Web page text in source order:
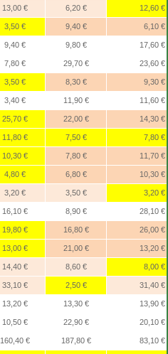
13,00 € 6,20 € 12,60 €
3,50 € 9,40 € 6,10 €
9,40 € 9,80 € 17,60 €
7,80 € 29,70 € 23,60 €
3,50 € 8,30 € 9,30 €
3,40 € 11,90 € 11,60 €
25,70 € 22,00 € 14,30 €
11,80 € 7,50 € 7,80 €
10,30 € 7,80 € 11,70 €
4,80 € 6,80 € 10,30 €
3,20 € 3,50 € 3,20 €
16,10 € 8,90 € 28,10 €
19,80 € 16,80 € 26,00 €
13,00 € 21,00 € 13,20 €
14,40 € 8,60 € 8,00 €
33,10 € 2,50 € 31,40 €
13,20 € 13,30 € 13,90 €
10,50 € 22,90 € 20,10 €
160,40 € 187,80 € 83,10 €